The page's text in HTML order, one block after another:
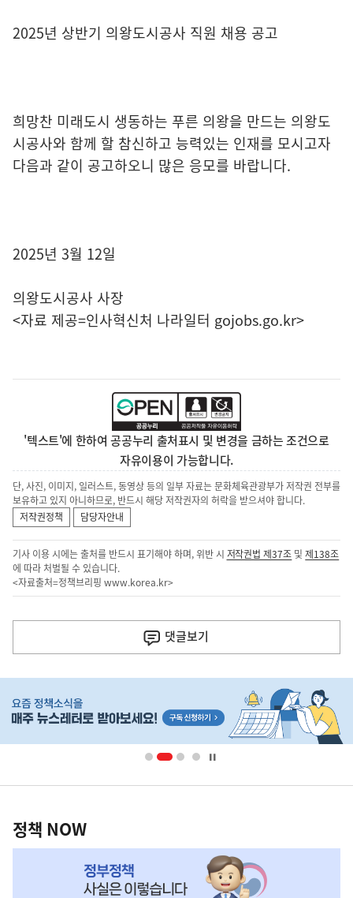
2025년 상반기 의왕도시공사 직원 채용 공고
희망찬 미래도시 생동하는 푸른 의왕을 만드는 의왕도
시공사와 함께 할 참신하고 능력있는 인재를 모시고자
다음과 같이 공고하오니 많은 응모를 바랍니다.
2025년 3월 12일
의왕도시공사 사장
<자료 제공=인사혁신처 나라일터 gojobs.go.kr>
'텍스트'에 한하여 공공누리 출처표시 및 변경을 금하는 조건으로
자유이용이 가능합니다.
단, 사진, 이미지, 일러스트, 동영상 등의 일부 자료는 문화체육관광부가 저작권 전부를
보유하고 있지 아니하므로, 반드시 해당 저작권자의 허락을 받으셔야 합니다.
저작권정책
담당자안내
기사 이용 시에는 출처를 반드시 표기해야 하며, 위반 시 저작권법 제37조 및제138조
에 따라 처벌될 수 있습니다.
<자료출처=정책브리핑 www.korea.kr>
다
음
기
댓글보기
단
영
책
NOW,
정책 NOW